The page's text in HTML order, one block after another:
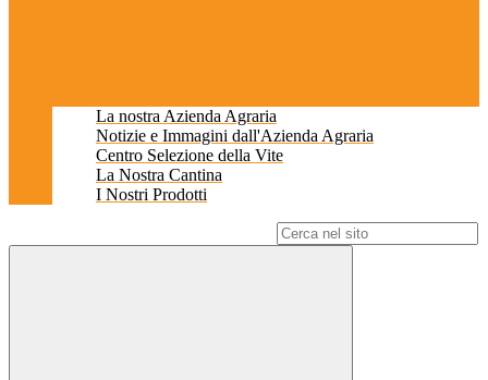
La nostra Azienda Agraria
Notizie e Immagini dall'Azienda Agraria
Centro Selezione della Vite
La Nostra Cantina
I Nostri Prodotti